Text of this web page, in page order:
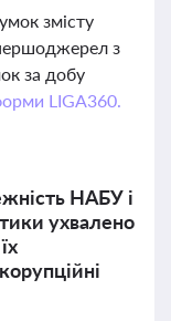
змісту
з
за добу
LIGA360.
НАБУ і
ухвалено